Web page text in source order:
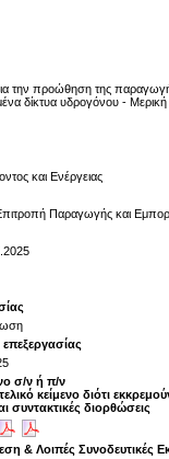
την προώθηση της
δίκτυα υδρογόνου -
και Ενέργειας
Παραγωγής και
σ/ν ή π/ν
κείμενο διότι
συντακτικές διορθώσεις
& Λοιπές Συνοδευτικές